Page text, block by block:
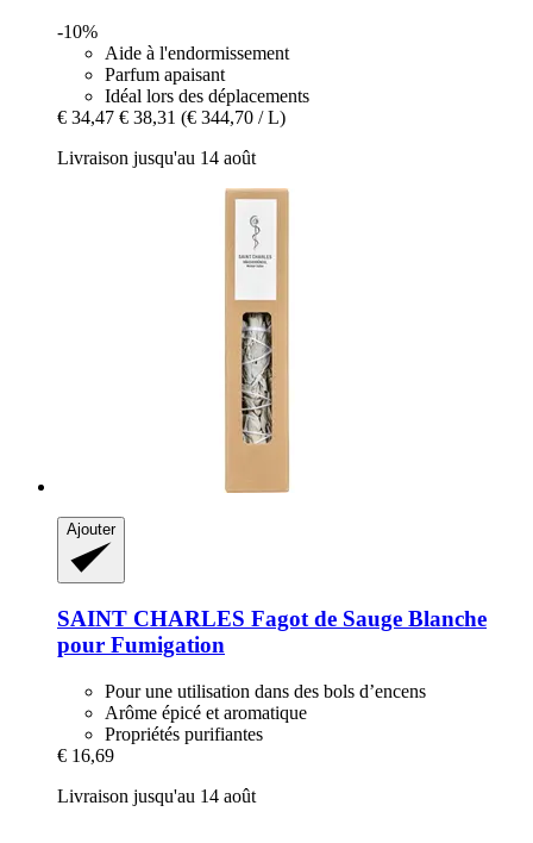
-10%
Aide à l'endormissement
Parfum apaisant
Idéal lors des déplacements
€ 34,47 € 38,31 (€ 344,70 / L)
Livraison jusqu'au 14 août
Ajouter
SAINT CHARLES Fagot de Sauge Blanche
pour Fumigation
Pour une utilisation dans des bols d’encens
Arôme épicé et aromatique
Propriétés purifiantes
€ 16,69
Livraison jusqu'au 14 août